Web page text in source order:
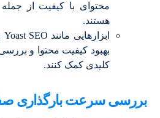
محتوای با کیفیت از
هستند.
بهبود کیفیت محتوا و
کلیدی کمک کنند.
بررسی سرعت بارگذاری